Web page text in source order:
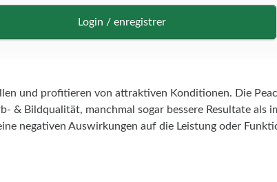
Login / enregistrer
und profitieren von attraktiven Konditionen. Die
& Bildqualität, manchmal sogar bessere Resultate als
negativen Auswirkungen auf die Leistung oder